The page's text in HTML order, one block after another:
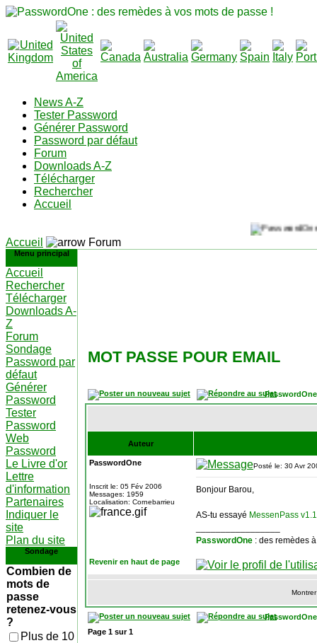
News A-Z
Tester Password
Générer Password
Password par défaut
Forum
Downloads A-Z
Télécharger
Rechercher
Accueil
Accueil Forum
Menu principal
Accueil
Rechercher
Télécharger
Downloads A-
Z
Forum
Sondage
Password par
défaut
Générer
Password
Tester
Password
Web
Password
Le Livre d'or
Lettre
d'information
Partenaires
Indiquer le
site
Plan du site
Sondage
Combien de
mots de
passe
retenez-vous
?
Plus de 10
MOT PASSE POUR EMAIL
Auteur
PasswordOne
Inscrit le: 05 Fév 2006
Messages: 1959
Localisation: Cornebarrieu
Posté le: 30 Avr
Bonjour Barou,
AS-tu essayé MessenPass
PasswordOne : des remèdes
Revenir en haut de page
Page 1 sur1